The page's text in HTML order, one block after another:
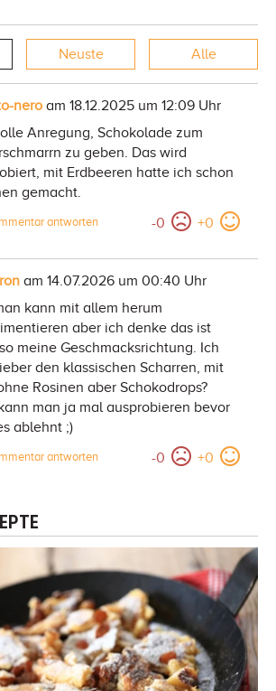
Neuste Alle
nero am 18.12.2025 um 12:09 Uhr
Anregung, Schokolade zum
zu geben. Das wird
mit Erdbeeren hatte ich schon
gemacht.
-0 +0
antworten
am 14.07.2026 um 00:40 Uhr
kann mit allem herum
aber ich denke das ist
meine Geschmacksrichtung. Ich
den klassischen Scharren, mit
Rosinen aber Schokodrops?
man ja mal ausprobieren bevor
ablehnt ;)
-0 +0
antworten